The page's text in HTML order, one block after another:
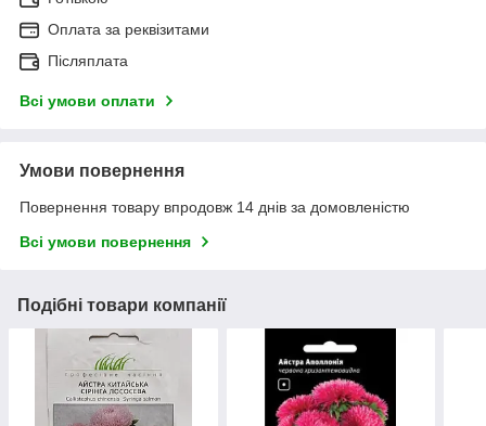
Оплата за реквізитами
Післяплата
Всі умови оплати
Умови повернення
Повернення товару впродовж 14 днів за домовленістю
Всі умови повернення
Подібні товари компанії